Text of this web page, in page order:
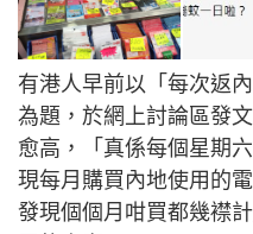
有港人早前以「每次返
為題，於網上討論區發
愈高，「真係每個星期
現每月購買內地使用的
發現個個月咁買都幾襟